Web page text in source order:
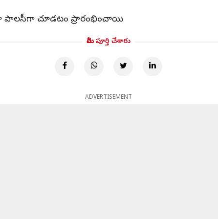
పాలసీగా చూడటం ప్రారంభించాయి
మీరు పూర్తి చేశారు
ADVERTISEMENT